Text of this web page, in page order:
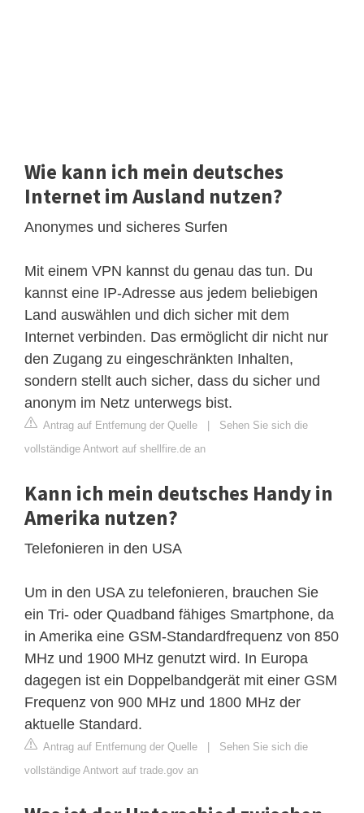
Wie kann ich mein deutsches
Internet im Ausland nutzen?
Anonymes und sicheres Surfen
Mit einem VPN kannst du genau das tun. Du
kannst eine IP-Adresse aus jedem beliebigen
Land auswählen und dich sicher mit dem
Internet verbinden. Das ermöglicht dir nicht nur
den Zugang zu eingeschränkten Inhalten,
sondern stellt auch sicher, dass du sicher und
anonym im Netz unterwegs bist.
Antrag auf Entfernung der Quelle | Sehen Sie sich die
vollständige Antwort auf shellfire.de an
Kann ich mein deutsches Handy in
Amerika nutzen?
Telefonieren in den USA
Um in den USA zu telefonieren, brauchen Sie
ein Tri- oder Quadband fähiges Smartphone, da
in Amerika eine GSM-Standardfrequenz von 850
MHz und 1900 MHz genutzt wird. In Europa
dagegen ist ein Doppelbandgerät mit einer GSM
Frequenz von 900 MHz und 1800 MHz der
aktuelle Standard.
Antrag auf Entfernung der Quelle | Sehen Sie sich die
vollständige Antwort auf trade.gov an